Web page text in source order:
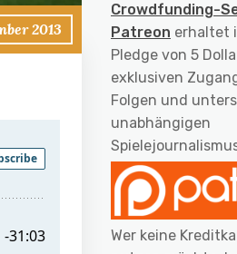
2013
Crowdfunding-
Patreon erhaltet
Pledge von 5
exklusiven
Folgen und
unabhängigen
Wer keine